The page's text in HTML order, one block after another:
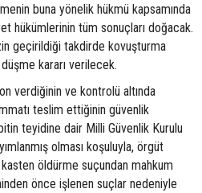
buna yönelik hükmü kapsamında
hükümlerinin tüm sonuçları doğacak.
geçirildiği takdirde kovuşturma
düşme kararı verilecek.
verdiğinin ve kontrolü altında
teslim ettiğinin güvenlik
teyidine dair Milli Güvenlik Kurulu
olması koşuluyla, örgüt
öldürme suçundan mahkum
önce işlenen suçlar nedeniyle